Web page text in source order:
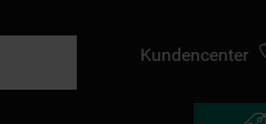
Kundencenter